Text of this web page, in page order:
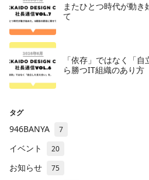
またひとつ時代が動
て
「依存」ではなく「
ら勝つIT組織のあり方
タグ
946BANYA 7
イベント 20
お知らせ 75